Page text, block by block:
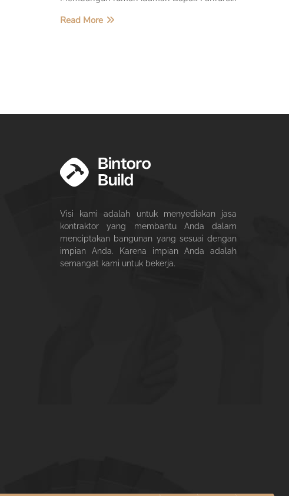
Read More
Visi kami adalah untuk menyediakan jasa
kontraktor yang membantu Anda dalam
menciptakan bangunan yang sesuai dengan
impian Anda. Karena impian Anda adalah
semangat kami untuk bekerja.